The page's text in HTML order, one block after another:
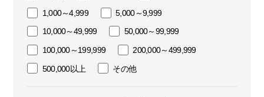
1,000～4,999
5,000～9,999
10,000～49,999
50,000～99,999
100,000～199,999
200,000～499,999
500,000以上
その他